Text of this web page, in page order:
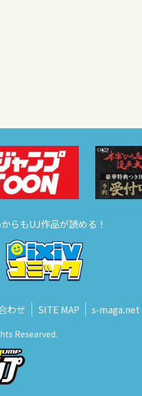
らもUJ作品が読める！
わせ SITE MAP s‑maga.net
Researved.